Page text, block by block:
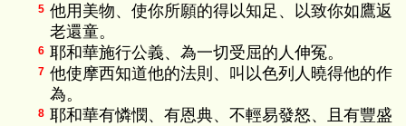
5 他用美物、使你所願的得以知足、以致你如鷹返
老還童。
6 耶和華施行公義、為一切受屈的人伸冤。
7 他使摩西知道他的法則、叫以色列人曉得他的作
為。
8 耶和華有憐憫、有恩典、不輕易發怒、且有豐盛